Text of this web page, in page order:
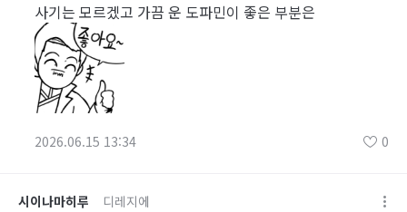
사기는 모르겠고 가끔 운 도파민이 좋은 부분은
2026.06.15 13:34 0
시이나마히루 디레지에